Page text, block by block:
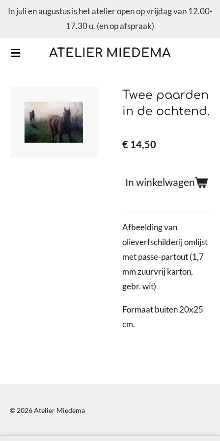
Ga
de
ATELIER MIEDEMA
In juli en augustus is het atelier open op vrijdag van 12.00-
17.30 u. (en op afspraak)
Twee paarden
in de ochtend.
€ 14,50
In winkelwagen
Afbeelding van
olieverfschilderij omlijst
met passe-partout (1,7
mm zuurvrij karton,
gebr. wit)
Formaat buiten 20x25
cm.
© 2026 Atelier Miedema